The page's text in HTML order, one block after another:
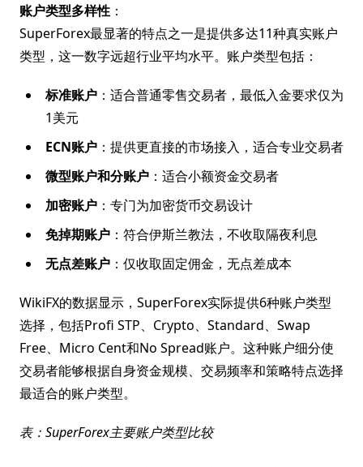
账户类型多样性 ：
SuperForex最显著的特点之一是提供多达11种真实账户
类型，这一数字远超行业平均水平。账户类型包括：
标准账户 ：适合普通零售交易者，最低入金要求仅为
1美元
ECN账户 ：提供更直接的市场接入，适合专业交易者
微型账户和分账户 ：适合小额资金交易者
加密账户 ：专门为加密货币交易设计
免掉期账户 ：符合伊斯兰教法，不收取隔夜利息
无点差账户 ：仅收取固定佣金，无点差成本
WikiFX的数据显示，SuperForex实际提供6种账户类型
选择，包括Profi STP、Crypto、Standard、Swap
Free、Micro Cent和No Spread账户。这种账户细分使
交易者能够根据自身资金规模、交易频率和策略特点选择
最适合的账户类型。
表：SuperForex主要账户类型比较